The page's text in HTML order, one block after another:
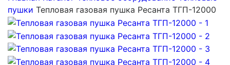
пушки Тепловая газовая пушка Ресанта ТГП-12000